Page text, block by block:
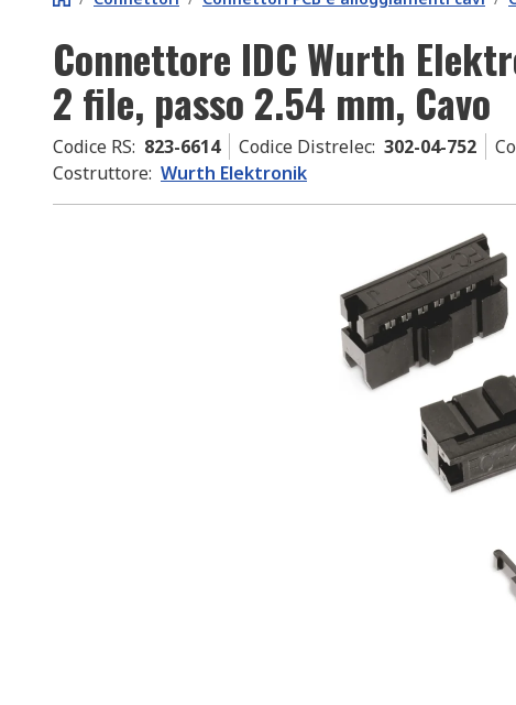
Connettore IDC Wurth
2 file, passo 2.54 mm, Cavo
Codice RS: 823-6614 Codice Distrelec: 302-04-752
Costruttore: Wurth Elektronik